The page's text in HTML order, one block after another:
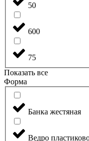
50
600
75
Показать все
Форма
Банка жестяная
Ведро